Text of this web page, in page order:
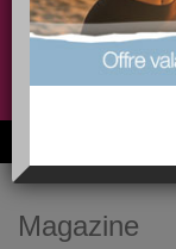
6M de
Magazine